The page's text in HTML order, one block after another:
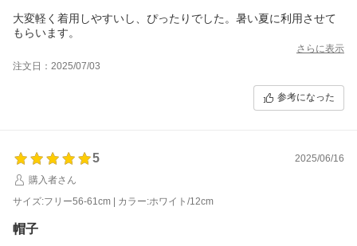
大変軽く着用しやすいし、ぴったりでした。暑い夏に利用させて
もらいます。
さらに表示
注文日：2025/07/03
参考になった
5
2025/06/16
購入者さん
サイズ:フリー56-61cm | カラー:ホワイト/12cm
帽子